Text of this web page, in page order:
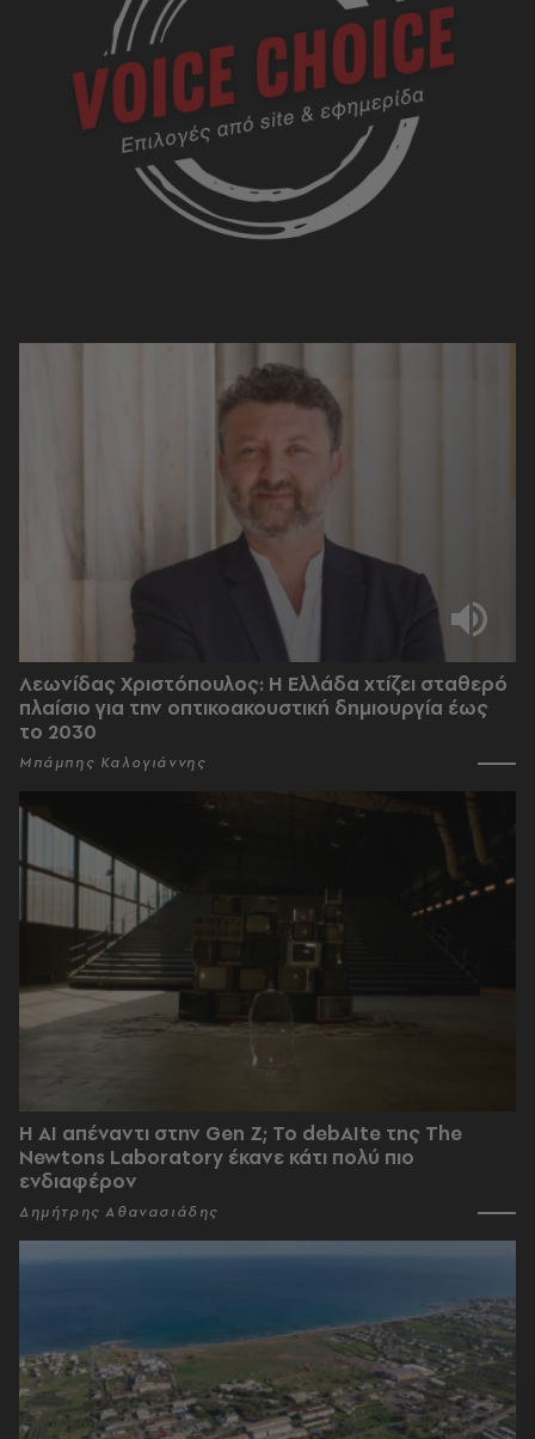
Λεωνίδας Χριστόπουλος: Η Ελλάδα χτίζει σταθερό
πλαίσιο για την οπτικοακουστική δημιουργία έως
το 2030
Μπάμπης Καλογιάννης
Η AI απέναντι στην Gen Z; Το debAIte της The
Newtons Laboratory έκανε κάτι πολύ πιο
ενδιαφέρον
Δημήτρης Αθανασιάδης